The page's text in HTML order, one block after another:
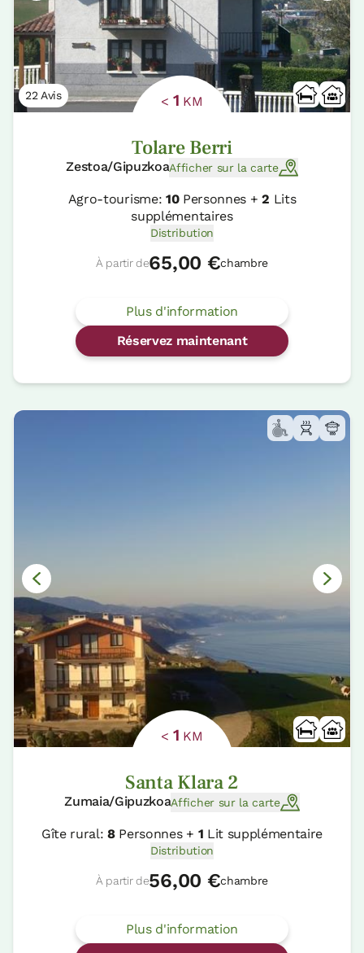
22 Avis < 1 KM
Tolare Berri
Zestoa/GipuzkoaAfficher sur la carte
Agro-tourisme: 10Personnes +2 Lits
supplémentaires
Distribution
À partir de65,00 €chambre
Plus d'information
Réservez maintenant
< 1 KM
Santa Klara 2
Zumaia/GipuzkoaAfficher sur la carte
Gîte rural:8Personnes + 1 Lit supplémentaire
Distribution
À partir de56,00 €chambre
Plus d'information